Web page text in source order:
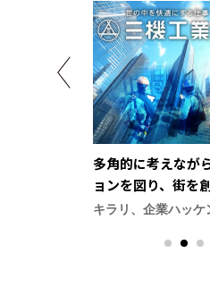
多角的に考えなが
ョンを図り、街を
式会社】
キラリ、企業ハッケ